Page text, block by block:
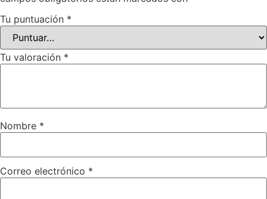
Tu puntuación *
Tu valoración *
Nombre *
Correo electrónico *